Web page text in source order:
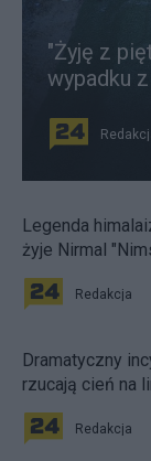
"Żyję z
wypadku
Legenda
żyje Nirmal
Redakcja
Dramatyczny
rzucają cień na
Redakcja